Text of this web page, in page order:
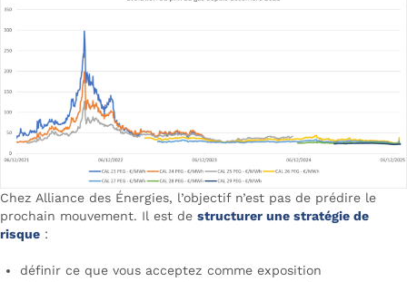
Chez Alliance des Énergies, l’objectif n’est pas de prédire le
prochain mouvement. Il est de structurer une stratégie de
risque :
définir ce que vous acceptez comme exposition